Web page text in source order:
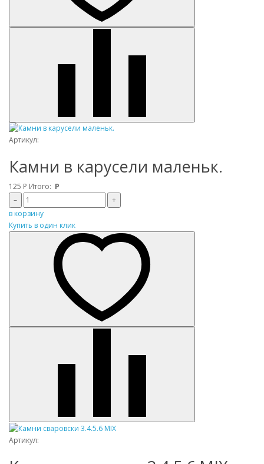
Артикул:
Камни в карусели маленьк.
125 Р Итого: Р
–
+
в корзину
Купить в один клик
Артикул: